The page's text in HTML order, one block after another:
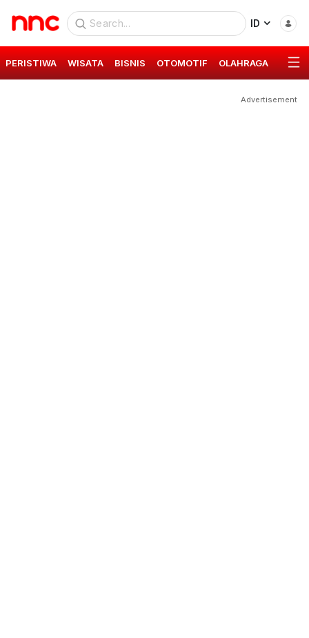
ID
PERISTIWA WISATA BISNIS OTOMOTIF OLAHRAGA GAYA
Advertisement